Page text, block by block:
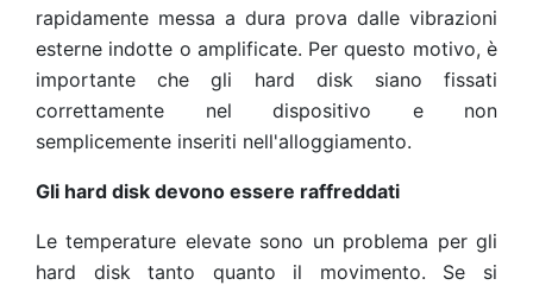
rapidamente messa a dura prova dalle vibrazioni
esterne indotte o amplificate. Per questo motivo, è
importante che gli hard disk siano fissati
correttamente nel dispositivo e non
semplicemente inseriti nell'alloggiamento.
Gli hard disk devono essere raffreddati
Le temperature elevate sono un problema per gli
hard disk tanto quanto il movimento. Se si